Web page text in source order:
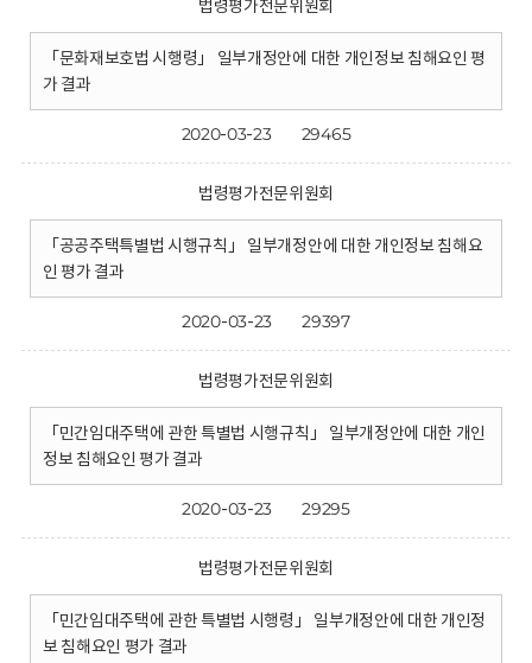
법령평가전문위원회
「문화재보호법 시행령」 일부개정안에 대한 개인정보 침해요인 평
가 결과
2020-03-23 29465
법령평가전문위원회
「공공주택특별법 시행규칙」 일부개정안에 대한 개인정보 침해요
인 평가 결과
2020-03-23 29397
법령평가전문위원회
「민간임대주택에 관한 특별법 시행규칙」 일부개정안에 대한 개인
정보 침해요인 평가 결과
2020-03-23 29295
법령평가전문위원회
「민간임대주택에 관한 특별법 시행령」 일부개정안에 대한 개인정
보 침해요인 평가 결과